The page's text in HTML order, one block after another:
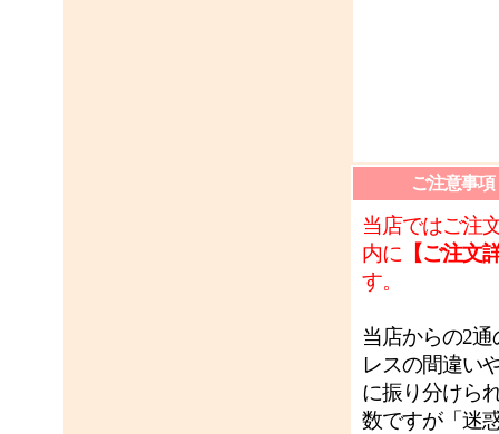
ご注意事項
当店ではご注
内に 【ご注文
す。
当店からの2
レスの間違い
に振り分けら
数ですが「迷